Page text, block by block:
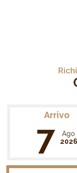
Arrivo
7
Ago
2026